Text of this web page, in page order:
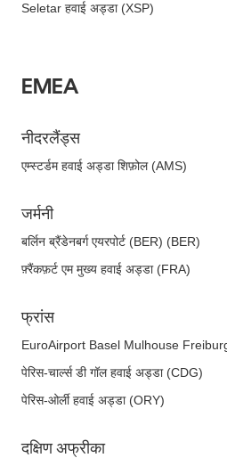
Seletar हवाई अड्डा (XSP)
EMEA
नीदरलैंड्स
एम्स्टर्डम हवाई अड्डा शिफ़ोल (AMS)
जर्मनी
बर्लिन ब्रैंडेनबर्ग एयरपोर्ट (BER) (BER)
फ़्रैंकफ़र्ट एम मुख्य हवाई अड्डा (FRA)
फ्रांस
EuroAirport Basel Mulhouse
पेरिस-चार्ल्स डी गॉल हवाई अड्डा (CDG)
पेरिस-ओर्ली हवाई अड्डा (ORY)
दक्षिण अफ्रीका